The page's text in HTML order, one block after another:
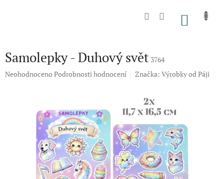
Samolepky - Duhový svět 3764
Průměrné
hvězdiček.
Neohodnoceno Podrobnosti hodnocení Značka: Výrobky od Páji